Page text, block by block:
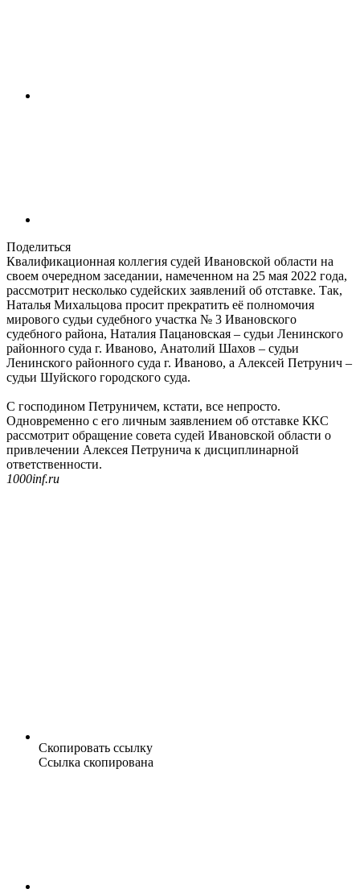
Поделиться
Квалификационная коллегия судей Ивановской области на
своем очередном заседании, намеченном на 25 мая 2022 года,
рассмотрит несколько судейских заявлений об отставке. Так,
Наталья Михальцова просит прекратить её полномочия
мирового судьи судебного участка № 3 Ивановского
судебного района, Наталия Пацановская – судьи Ленинского
районного суда г. Иваново, Анатолий Шахов – судьи
Ленинского районного суда г. Иваново, а Алексей Петрунич –
судьи Шуйского городского суда.
С господином Петруничем, кстати, все непросто.
Одновременно с его личным заявлением об отставке ККС
рассмотрит обращение совета судей Ивановской области о
привлечении Алексея Петрунича к дисциплинарной
ответственности.
1000inf.ru
Скопировать ссылку
Ссылка скопирована